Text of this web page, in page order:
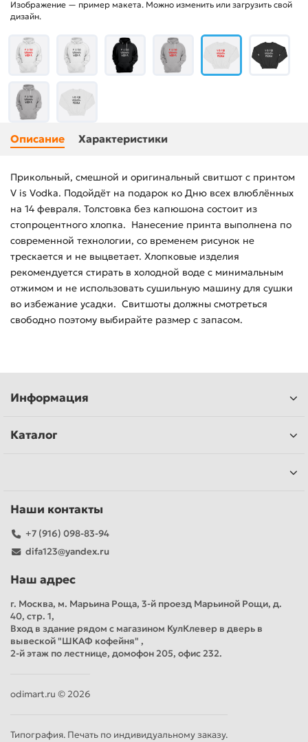
Изображение — пример макета. Можно изменить или загрузить свой
дизайн.
Описание Характеристики
Прикольный, смешной и оригинальный свитшот с принтом
V is Vodka. Подойдёт на подарок ко Дню всех влюблённых
на 14 февраля. Толстовка без капюшона состоит из
стопроцентного хлопка. Нанесение принта выполнена по
современной технологии, со временем рисунок не
трескается и не выцветает. Хлопковые изделия
рекомендуется стирать в холодной воде с минимальным
отжимом и не использовать сушильную машину для сушки
во избежание усадки. Свитшоты должны смотреться
свободно поэтому выбирайте размер с запасом.
Информация
Каталог
Наши контакты
+7 (916) 098-83-94
difa123@yandex.ru
Наш адрес
г. Москва, м. Марьина Роща, 3-й проезд Марьиной Рощи, д.
40, стр. 1,
Вход в здание рядом с магазином КулКлевер в дверь в
вывеской "ШКАФ кофейня" ,
2-й этаж по лестнице, домофон 205, офис 232.
odimart.ru © 2026
Типография. Печать по индивидуальному заказу.